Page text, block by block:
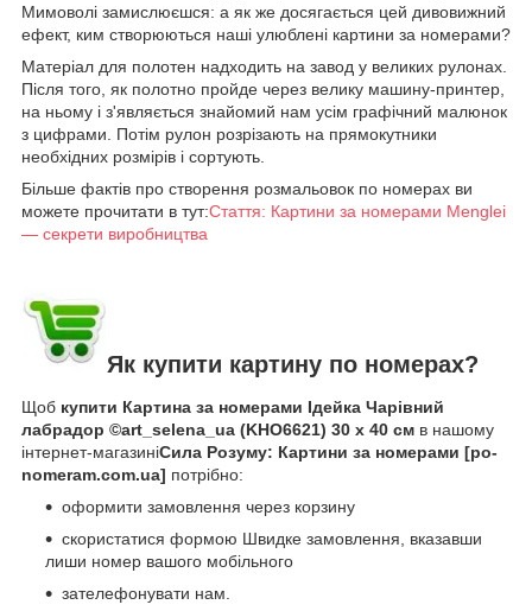
Мимоволі замислюєшся: а як же досягається цей дивовижний
ефект, ким створюються наші улюблені картини за номерами?
Матеріал для полотен надходить на завод у великих рулонах.
Після того, як полотно пройде через велику машину-принтер,
на ньому і з'являється знайомий нам усім графічний малюнок
з цифрами. Потім рулон розрізають на прямокутники
необхідних розмірів і сортують.
Більше фактів про створення розмальовок по номерах ви
можете прочитати в тут:Стаття: Картини за номерами Menglei
— секрети виробництва
Як купити картину по номерах?
Щоб купити Картина за номерами Ідейка Чарівний
лабрадор ©art_selena_ua (KHO6621) 30 х 40 см в нашому
інтернет-магазиніСила Розуму: Картини за номерами [po-
nomeram.com.ua] потрібно:
оформити замовлення через корзину
скористатися формою Швидке замовлення, вказавши
лиши номер вашого мобільного
зателефонувати нам.